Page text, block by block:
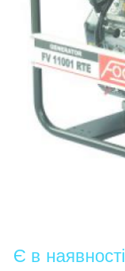
Є в наявності